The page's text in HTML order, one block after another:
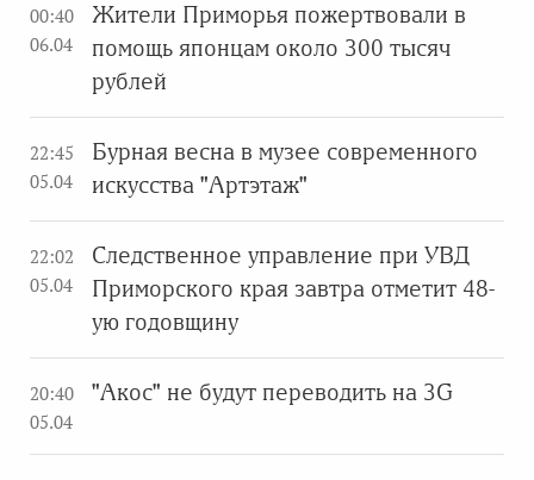
00:40
06.04
Жители Приморья пожертвовали в
помощь японцам около 300 тысяч
рублей
22:45
05.04
Бурная весна в музее современного
искусства "Артэтаж"
22:02
05.04
Следственное управление при УВД
Приморского края завтра отметит 48-
ую годовщину
20:40
05.04
"Акос" не будут переводить на 3G